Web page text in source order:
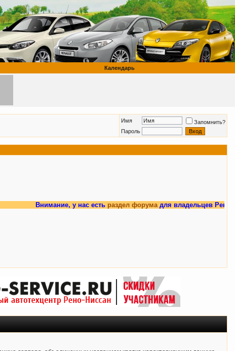
Календарь
Имя
Запомнить?
Пароль
Внимание, у нас естьраздел форумадля владельцев Рено